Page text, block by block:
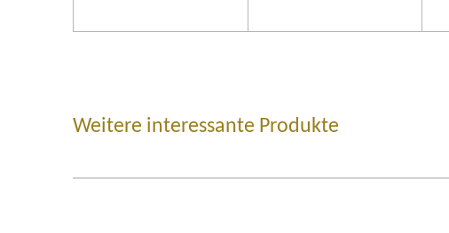
Weitere interessante Produkte